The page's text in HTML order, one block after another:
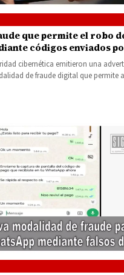
que permite el robo
códigos enviados
cibernética emitieron una
de fraude digital que permite